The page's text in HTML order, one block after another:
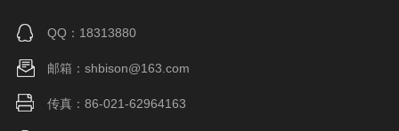
QQ：18313880
邮箱：shbison@163.com
传真：86-021-62964163